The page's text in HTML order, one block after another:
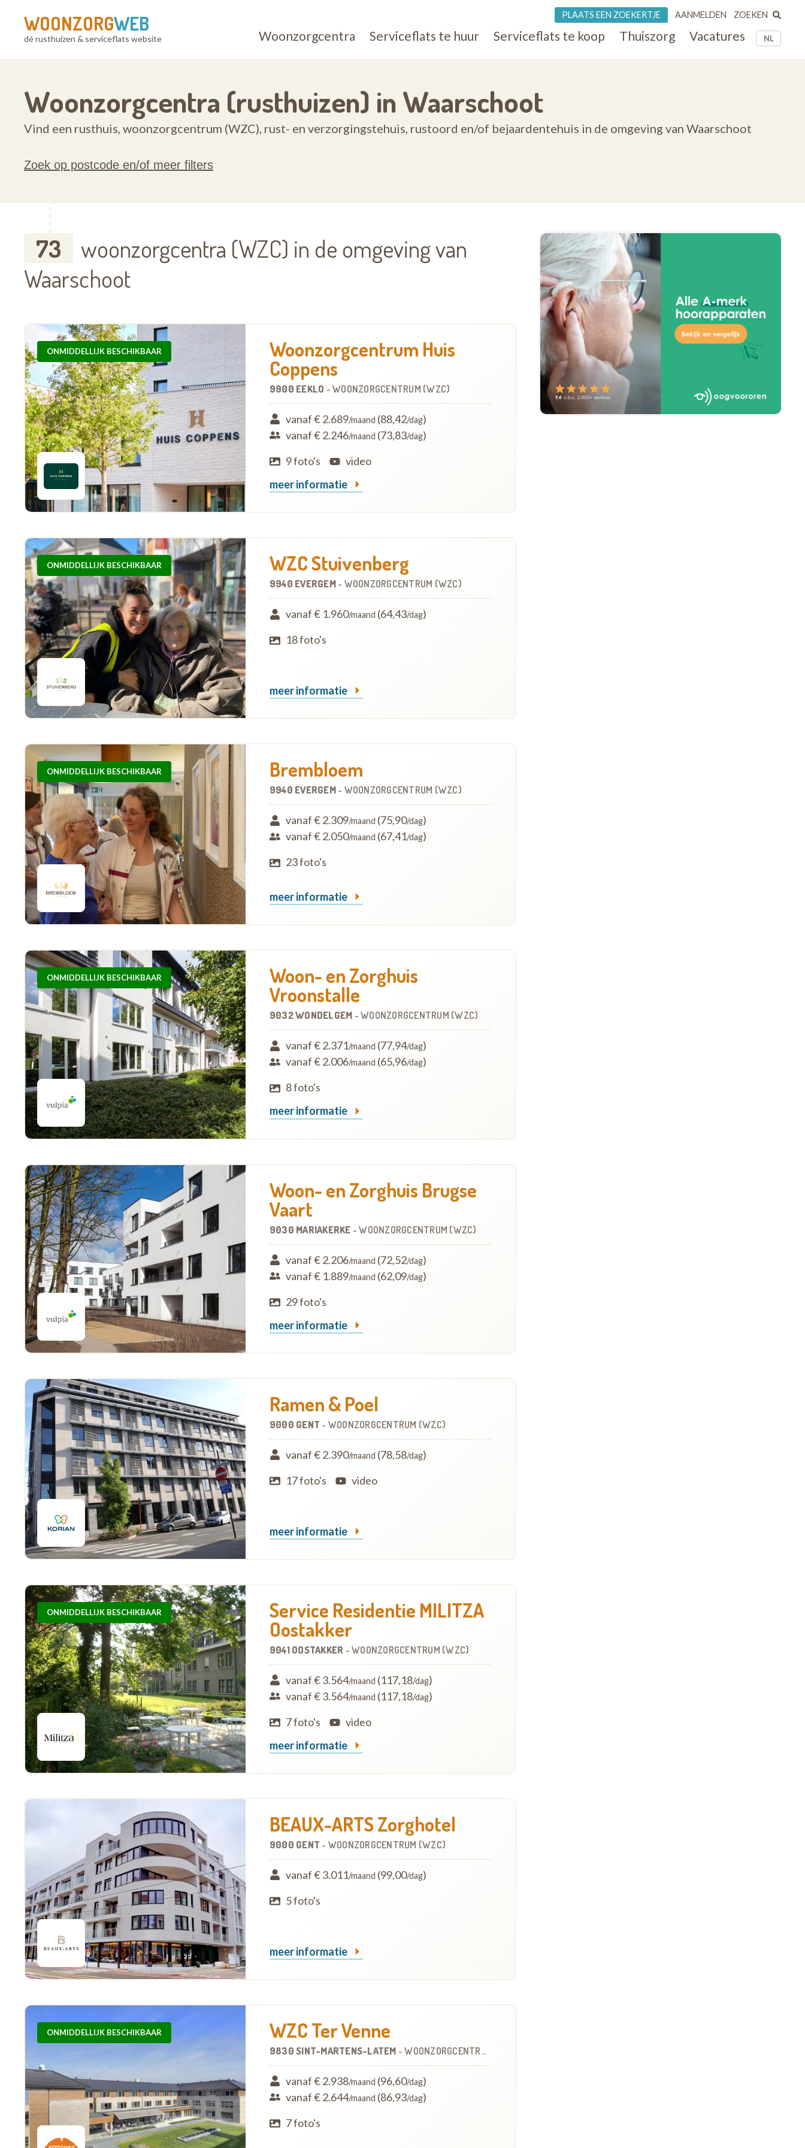
WOONZORGWEB
dé rusthuizen & serviceflats website NL
Woonzorgcentra Serviceflats te huur Serviceflats te koop Thuiszorg Vacatures
PLAATS EEN ZOEKERTJE AANMELDEN ZOEKEN
Woonzorgcentra (rusthuizen) in Waarschoot
Vind een rusthuis, woonzorgcentrum (WZC), rust- en verzorgingstehuis, rustoord en/of bejaardentehuis in de omgeving van Waarschoot
Zoek op postcode en/of meer filters
73
woonzorgcentra (WZC) in de omgeving van
Waarschoot
ONMIDDELLIJK BESCHIKBAAR Woonzorgcentrum Huis
Coppens
9900 EEKLO -WOONZORGCENTRUM (WZC)
vanaf € 2.689/maand (88,42/dag)
vanaf € 2.246/maand (73,83/dag)
9 foto's
video
meer informatie
ONMIDDELLIJK BESCHIKBAAR WZC Stuivenberg
9940 EVERGEM - WOONZORGCENTRUM (WZC)
vanaf € 1.960/maand (64,43/dag)
18 foto's
meer informatie
ONMIDDELLIJK BESCHIKBAAR Brembloem
9940 EVERGEM - WOONZORGCENTRUM (WZC)
vanaf € 2.309/maand (75,90/dag)
vanaf € 2.050/maand (67,41/dag)
23 foto's
meer informatie
ONMIDDELLIJK BESCHIKBAAR Woon- en Zorghuis
Vroonstalle
9032 WONDELGEM -WOONZORGCENTRUM (WZC)
vanaf € 2.371/maand (77,94/dag)
vanaf € 2.006/maand (65,96/dag)
8 foto's
meer informatie
Woon- en Zorghuis Brugse
Vaart
9030 MARIAKERKE -WOONZORGCENTRUM (WZC)
vanaf € 2.206/maand (72,52/dag)
vanaf € 1.889/maand (62,09/dag)
29 foto's
meer informatie
Ramen & Poel
9000 GENT - WOONZORGCENTRUM (WZC)
vanaf € 2.390/maand (78,58/dag)
17 foto's
video
meer informatie
ONMIDDELLIJK BESCHIKBAAR Service Residentie MILITZA
Oostakker
9041 OOSTAKKER -WOONZORGCENTRUM (WZC)
vanaf € 3.564/maand (117,18/dag)
vanaf € 3.564/maand (117,18/dag)
7 foto's
video
meer informatie
BEAUX-ARTS Zorghotel
9000 GENT - WOONZORGCENTRUM (WZC)
vanaf € 3.011/maand (99,00/dag)
5 foto's
meer informatie
ONMIDDELLIJK BESCHIKBAAR WZC Ter Venne
9830 SINT-MARTENS-LATEM -WOONZORGCENTRUM (WZC)
vanaf € 2.938/maand (96,60/dag)
vanaf € 2.644/maand (86,93/dag)
7 foto's